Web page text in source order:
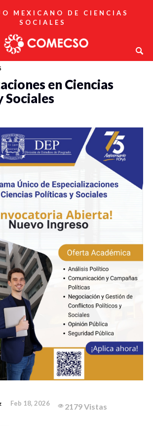
MEXICANO DE CIENCIAS
SOCIALES
en Ciencias
Sociales
Feb 18, 2026 2179 Vistas